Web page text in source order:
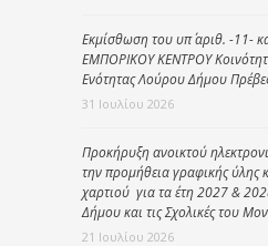
Εκμίσθωση του υπ΄ αριθ. -11-
ΕΜΠΟΡΙΚΟΥ ΚΕΝΤΡΟΥ
Ενότητας Λούρου Δήμου
31 Ιουλίου 2026
Προκήρυξη ανοικτού
την προμήθεια γραφικής ύλης
χαρτιού για τα έτη 2027 &
Δήμου και τις Σχολικές του
21 Ιουλίου 2026